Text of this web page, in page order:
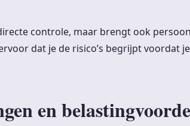
controle, maar brengt ook
dat je de risico’s begrijpt voordat
en